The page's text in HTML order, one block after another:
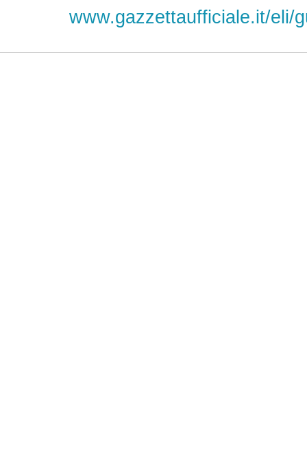
www.gazzettaufficiale.it/eli/